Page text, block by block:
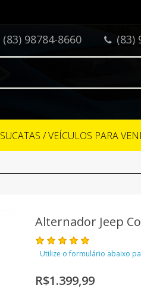
(83) 98784-8660 (83)
SUCATAS / VEÍCULOS PARA
Alternador Jeep
Utilize o formulário abaixo
R$1.399,99